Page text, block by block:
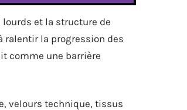
lourds et la structure de
ralentir la progression des
comme une barrière
velours technique, tissus